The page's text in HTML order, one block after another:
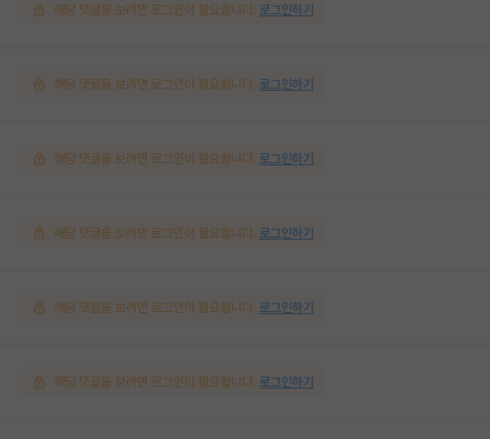
해당 댓글을 보려면 로그인이 필요합니다. 로그인하기
해당 댓글을 보려면 로그인이 필요합니다. 로그인하기
해당 댓글을 보려면 로그인이 필요합니다. 로그인하기
해당 댓글을 보려면 로그인이 필요합니다. 로그인하기
해당 댓글을 보려면 로그인이 필요합니다. 로그인하기
해당 댓글을 보려면 로그인이 필요합니다. 로그인하기